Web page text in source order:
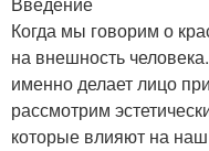
Когда мы говорим о
на внешность
именно делает лицо
рассмотрим
которые влияют на